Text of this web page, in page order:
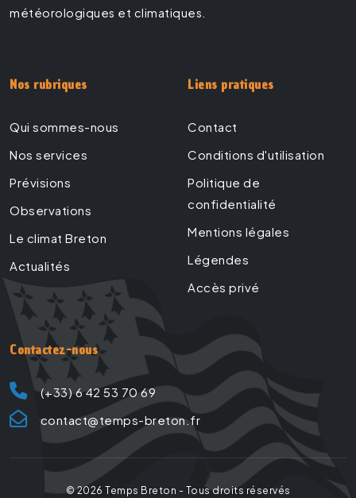
météorologiques et climatiques.
Nos rubriques
Qui sommes-nous
Nos services
Prévisions
Observations
Le climat Breton
Actualités
Liens pratiques
Contact
Conditions d'utilisation
Politique de
confidentialité
Mentions légales
Légendes
Accès privé
Contactez-nous
(+33) 6 42 53 70 69
contact@temps-breton.fr
©2026 Temps Breton - Tous droits réservés